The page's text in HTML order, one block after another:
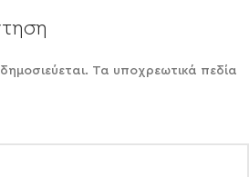
Τα υποχρεωτικά πεδία